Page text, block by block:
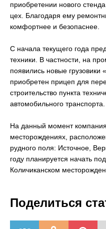
приобретении нового
цех. Благодаря ему
комфортнее и безопаснее.
С начала текущего года
техники. В частности, на
появились новые
приобретен прицеп для
строительство пункта
автомобильного транспорта.
На данный момент
месторождениях,
рудного поля: Источное,
году планируется начать
Количиканском
Поделиться